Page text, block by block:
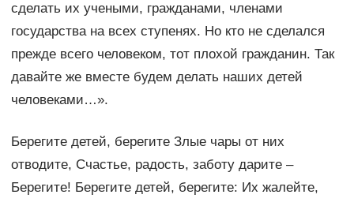
сделать их учеными, гражданами, членами
государства на всех ступенях. Но кто не сделался
прежде всего человеком, тот плохой гражданин. Так
давайте же вместе будем делать наших детей
человеками…».
Берегите детей, берегите Злые чары от них
отводите, Счастье, радость, заботу дарите –
Берегите! Берегите детей, берегите: Их жалейте,